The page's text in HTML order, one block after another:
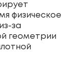
физическое
за
геометрии